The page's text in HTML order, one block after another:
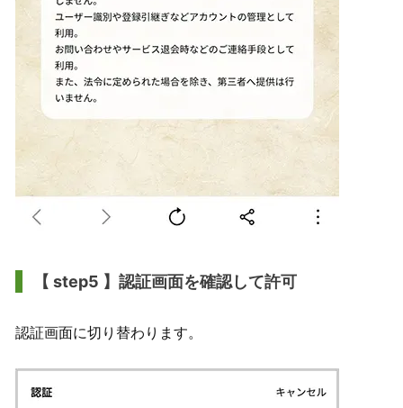
【 step5 】認証画面を確認して許可
認証画面に切り替わります。